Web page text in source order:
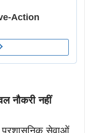
नौकरी नहीं
प्रशासनिक सेवाओं